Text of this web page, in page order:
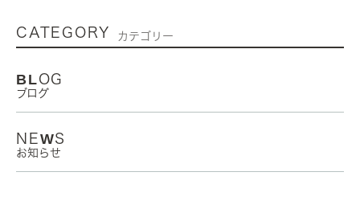
CATEGORY カテゴリー
BLOG
ブログ
NEWS
お知らせ